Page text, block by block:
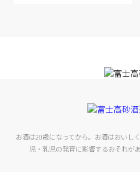
お酒は20歳になってから。お酒はおいし
児・乳児の発育に影響するおそれが